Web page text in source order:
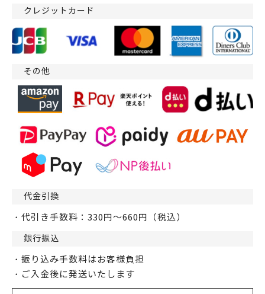
クレジットカード
その他
代金引換
・代引き手数料：330円～660円（税込）
銀行振込
・振り込み手数料はお客様負担
・ご入金後に発送いたします